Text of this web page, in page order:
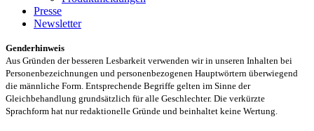
Presse
Newsletter
Genderhinweis
Aus Gründen der besseren Lesbarkeit verwenden wir in unseren Inhalten bei
Personenbezeichnungen und personenbezogenen Hauptwörtern überwiegend
die männliche Form. Entsprechende Begriffe gelten im Sinne der
Gleichbehandlung grundsätzlich für alle Geschlechter. Die verkürzte
Sprachform hat nur redaktionelle Gründe und beinhaltet keine Wertung.